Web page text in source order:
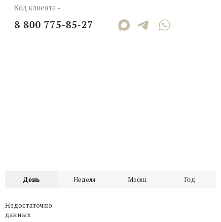
Код клиента -
8 800 775-85-27
День Неделя Месяц Год
Недостаточно
данных